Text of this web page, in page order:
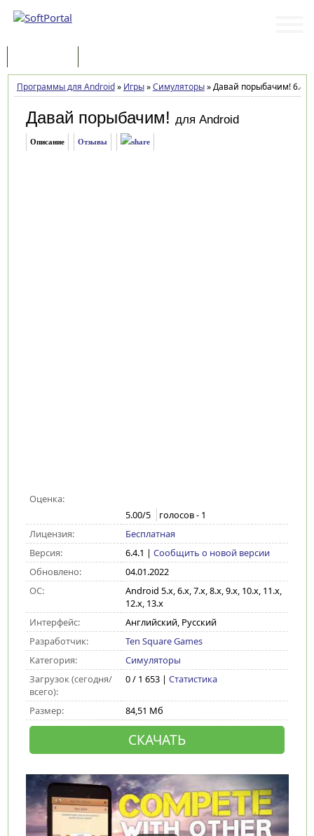
Программы для Android» Игры»Симуляторы»Давай порыбачим! 6.4.1
Давай порыбачим! для Android
Описание Отзывы
Оценка:
5.00/5 голосов - 1
Лицензия:
Бесплатная
Версия:
6.4.1 | Сообщить о новой версии
Обновлено:
04.01.2022
ОС:
Android 5.x, 6.x, 7.x, 8.x, 9.x, 10.x, 11.x,
12.x, 13.x
Интерфейс:
Английский, Русский
Разработчик:
Ten Square Games
Категория:
Симуляторы
Загрузок (сегодня/
всего):
0 / 1 653 | Статистика
Размер: 84,51 Мб
СКАЧАТЬ